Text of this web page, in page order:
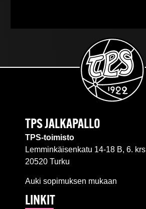
TPS JALKAPALLO
TPS-toimisto
Lemminkäisenkatu 14-18 B, 6. krs
20520 Turku
Auki sopimuksen mukaan
LINKIT